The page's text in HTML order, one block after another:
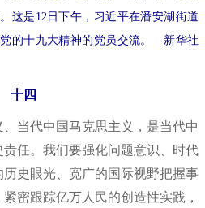
这是12日下午，习近平在潘安湖街道
的十九大精神的党员交流。 新华社
十四
当代中国马克思主义，是当代中
任。我们要强化问题意识、时代
史眼光、宽广的国际视野把握事
密跟踪亿万人民的创造性实践，